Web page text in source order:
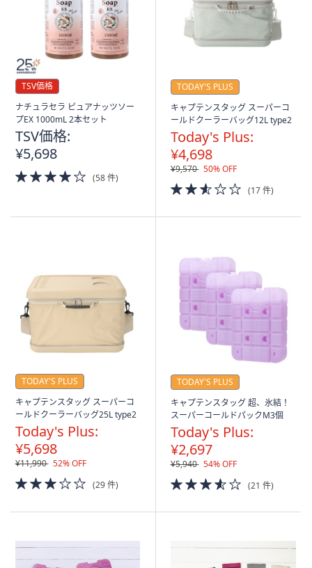
TSV価格
ナチュラセラ ピュアナッツソー
プEX 1000mL 2本セット
TSV価格:
¥5,698
4.0
of
(58 件)
TODAY'S PLUS
キャプテンスタッグ スーパーコ
ールドクーラーバッグ12L type2
Today's Plus:
¥4,698
¥9,570 50% OFF
2.5
of
(17 件)
TODAY'S PLUS
キャプテンスタッグ スーパーコ
ールドクーラーバッグ25L type2
Today's Plus:
¥5,698
¥11,990 52% OFF
3.0
of
(29 件)
TODAY'S PLUS
キャプテンスタッグ 超、氷結！
スーパーコールドパックM3個
Today's Plus:
¥2,697
¥5,940 54% OFF
3.5
of
(21 件)